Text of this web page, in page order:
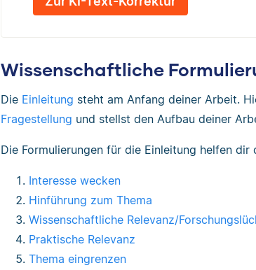
Wissenschaftliche
Die Einleitung steht am Anfang deiner Arbeit.
Fragestellung und stellst den Aufbau deiner
Die Formulierungen für die Einleitung helfen
Interesse wecken
Hinführung zum Thema
Wissenschaftliche Relevanz/
Praktische Relevanz
Thema eingrenzen